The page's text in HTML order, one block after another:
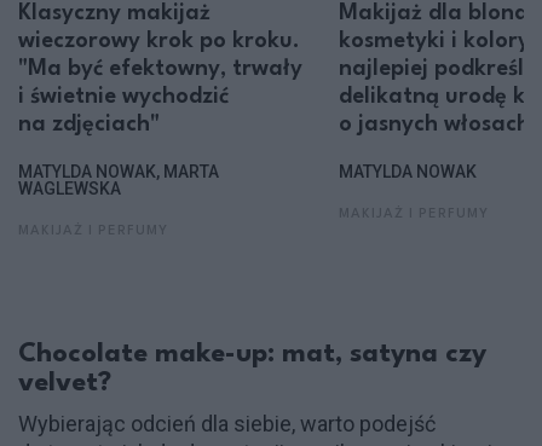
Klasyczny makijaż
wieczorowy krok po kroku.
"Ma być efektowny, trwały
i świetnie wychodzić
na zdjęciach"
MATYLDA NOWAK, MARTA
WAGLEWSKA
Makijaż dla
kosmetyki i
najlepiej podkreślą
delikatną urodę
o jasnych włosach
MATYLDA NOWAK
Chocolate make-up: mat, satyna czy
velvet?
Wybierając odcień dla siebie, warto podejść